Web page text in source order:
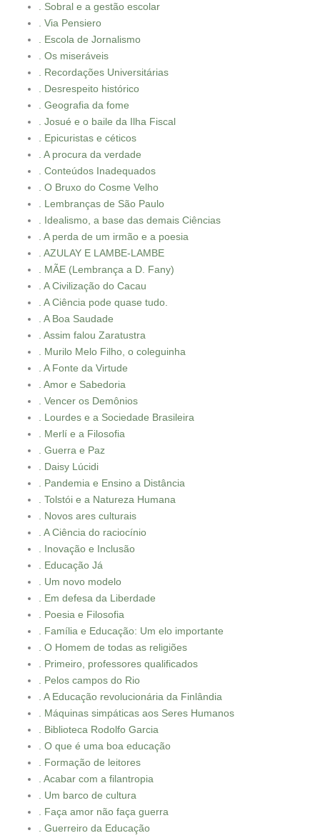
. Sobral e a gestão escolar
. Via Pensiero
. Escola de Jornalismo
. Os miseráveis
. Recordações Universitárias
. Desrespeito histórico
. Geografia da fome
. Josué e o baile da Ilha Fiscal
. Epicuristas e céticos
. A procura da verdade
. Conteúdos Inadequados
. O Bruxo do Cosme Velho
. Lembranças de São Paulo
. Idealismo, a base das demais Ciências
. A perda de um irmão e a poesia
. AZULAY E LAMBE-LAMBE
. MÃE (Lembrança a D. Fany)
. A Civilização do Cacau
. A Ciência pode quase tudo.
. A Boa Saudade
. Assim falou Zaratustra
. Murilo Melo Filho, o coleguinha
. A Fonte da Virtude
. Amor e Sabedoria
. Vencer os Demônios
. Lourdes e a Sociedade Brasileira
. Merlí e a Filosofia
. Guerra e Paz
. Daisy Lúcidi
. Pandemia e Ensino a Distância
. Tolstói e a Natureza Humana
. Novos ares culturais
. A Ciência do raciocínio
. Inovação e Inclusão
. Educação Já
. Um novo modelo
. Em defesa da Liberdade
. Poesia e Filosofia
. Família e Educação: Um elo importante
. O Homem de todas as religiões
. Primeiro, professores qualificados
. Pelos campos do Rio
. A Educação revolucionária da Finlândia
. Máquinas simpáticas aos Seres Humanos
. Biblioteca Rodolfo Garcia
. O que é uma boa educação
. Formação de leitores
. Acabar com a filantropia
. Um barco de cultura
. Faça amor não faça guerra
. Guerreiro da Educação